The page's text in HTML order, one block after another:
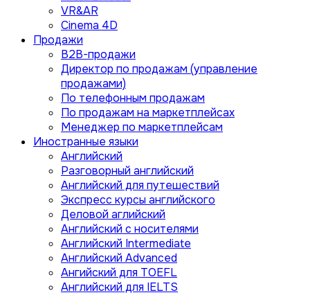
VR&AR
Cinema 4D
Продажи
B2B-продажи
Директор по продажам (управление
продажами)
По телефонным продажам
По продажам на маркетплейсах
Менеджер по маркетплейсам
Иностранные языки
Английский
Разговорный английский
Английский для путешествий
Экспресс курсы английского
Деловой аглийский
Английский с носителями
Английский Intermediate
Английский Advanced
Ангийский для TOEFL
Английский для IELTS